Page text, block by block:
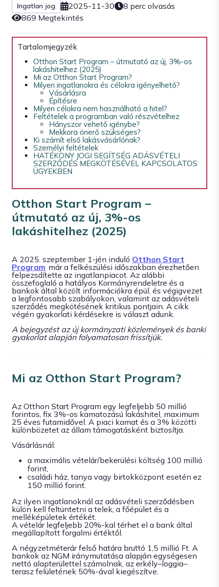
Ingatlan jog 2025-11-30
8 perc olvasás
869 Megtekintés
Tartalomjegyzék
Otthon Start Program – útmutató az új, 3%-os
lakáshitelhez (2025)
Mi az Otthon Start Program?
Milyen ingatlanokra és célokra igényelhető?
Vásárlásra
Építésre
Milyen célokra nem használható a hitel?
Feltételek a programban való részvételhez
Hányszor vehető igénybe?
Mekkora önerő szükséges?
Ki számít első lakásvásárlónak?
Személyi feltételek
HATÉKONY JOGI SEGÍTSÉG ADÁSVÉTELI
SZERZŐDÉS MEGKÖTÉSÉVEL KAPCSOLATOS
ÜGYEKBEN
Otthon Start Program –
útmutató az új, 3%-os
lakáshitelhez (2025)
A 2025. szeptember 1-jén induló Otthon Start
Program már a felkészülési időszakban érezhetően
felpezsdítette az ingatlanpiacot. Az alábbi
összefoglaló a hatályos Kormányrendeletre és a
bankok által közölt információkra épül, és végigvezet
a legfontosabb szabályokon, valamint az adásvételi
szerződés megkötésének kritikus pontjain. A cikk
végén gyakorlati kérdésekre is választ adunk.
A bejegyzést az új kormányzati közlemények és banki
gyakorlat alapján folyamatosan frissítjük.
Mi az Otthon Start Program?
Az Otthon Start Program egy legfeljebb 50 millió
forintos, fix 3%-os kamatozású lakáshitel, maximum
25 éves futamidővel. A piaci kamat és a 3% közötti
különbözetet az állam támogatásként biztosítja.
Vásárlásnál:
a maximális vételár/bekerülési költség 100 millió
forint,
családi ház, tanya vagy birtokközpont esetén ez
150 millió forint.
Az ilyen ingatlanoknál az adásvételi szerződésben
külön kell feltüntetni a telek, a főépület és a
melléképületek értékét.
A vételár legfeljebb 20%-kal térhet el a bank által
megállapított forgalmi értéktől.
A négyzetméterár felső határa bruttó 1,5 millió Ft. A
bankok az NGM iránymutatása alapján egységesen
nettó alapterülettel számolnak, az erkély–loggia–
terasz felületének 50%-ával kiegészítve.